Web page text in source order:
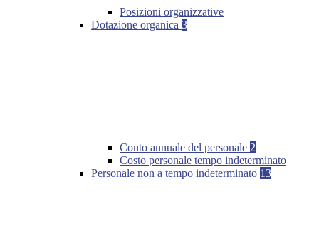
Posizioni organizzative
Dotazione organica 3
Conto annuale del personale 2
Costo personale tempo indeterminato
Personale non a tempo indeterminato 13